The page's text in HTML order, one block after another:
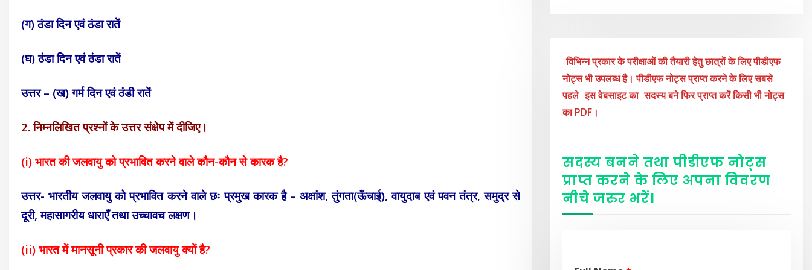
(ग) ठंडा दिन एवं ठंडा रातें
(घ) ठंडा दिन एवं ठंडा रातें
उत्तर – (ख) गर्म दिन एवं ठंडी रातें
2. निम्नलिखित प्रश्नों के उत्तर संक्षेप में दीजिए।
(i) भारत की जलवायु को प्रभावित करने वाले कौन-कौन से कारक है?
उत्तर- भारतीय जलवायु को प्रभावित करने वाले छः प्रमुख कारक है – अक्षांश, तुंगता(ऊँचाई), वायुदाब एवं पवन तंत्र, समुद्र से
दूरी, महासागरीय धाराएँ तथा उच्चावच लक्षण।
(ii) भारत में मानसूनी प्रकार की जलवायु क्यों है?
विभिन्न प्रकार के परीक्षाओं की तैयारी हेतु छात्रों के लिए पीडीएफ
नोट्स भी उपलब्ध है। पीडीएफ नोट्स प्राप्त करने के लिए सबसे
पहले इस वेबसाइट का सदस्य बने फिर प्राप्त करें किसी भी नोट्स
का PDF।
सदस्य बनने तथा पीडीएफ नोट्स
प्राप्त करने के लिए अपना विवरण
नीचे जरुर भरें।